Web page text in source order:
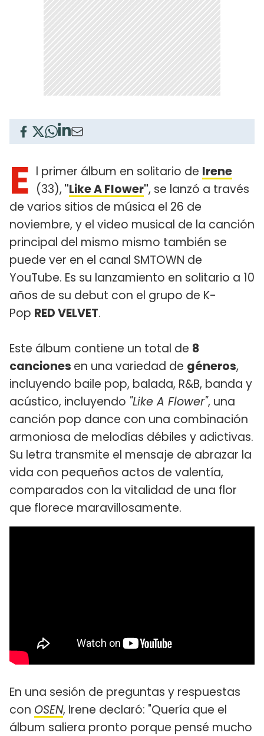
E l primer álbum en solitario de Irene
(33), "Like A Flower", se lanzó a través
de varios sitios de música el 26 de
noviembre, y el video musical de la canción
principal del mismo mismo también se
puede ver en el canal SMTOWN de
YouTube. Es su lanzamiento en solitario a 10
años de su debut con el grupo de K-
Pop RED VELVET.
Este álbum contiene un total de 8
canciones en una variedad de géneros,
incluyendo baile pop, balada, R&B, banda y
acústico, incluyendo "Like A Flower", una
canción pop dance con una combinación
armoniosa de melodías débiles y adictivas.
Su letra transmite el mensaje de abrazar la
vida con pequeños actos de valentía,
comparados con la vitalidad de una flor
que florece maravillosamente.
En una sesión de preguntas y respuestas
con OSEN, Irene declaró: "Quería que el
álbum saliera pronto porque pensé mucho